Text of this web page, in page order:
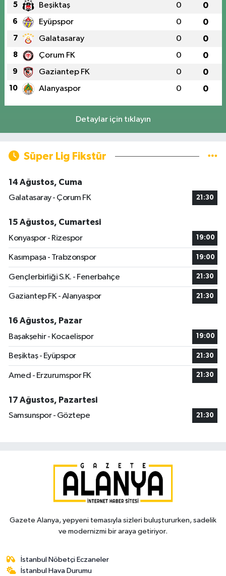
5 Beşiktaş 0 0
6 Eyüpspor 0 0
7 Galatasaray 0 0
8 Çorum FK 0 0
9 Gaziantep FK 0 0
10 Alanyaspor 0 0
Detaylar için tıklayın
Süper Lig Fikstür
14 Ağustos, Cuma
Galatasaray - Çorum FK
21:30
15 Ağustos, Cumartesi
Konyaspor - Rizespor
19:00
Kasımpaşa - Trabzonspor 19:00
Gençlerbirliği S.K. - Fenerbahçe 21:30
Gaziantep FK - Alanyaspor 21:30
16 Ağustos, Pazar
Başakşehir - Kocaelispor
19:00
Beşiktaş - Eyüpspor 21:30
Amed - Erzurumspor FK 21:30
17 Ağustos, Pazartesi
Samsunspor - Göztepe
21:30
Gazete Alanya, yepyeni temasıyla sizleri buluştururken, sadelik
ve modernizmi bir araya getiriyor.
İstanbul Nöbetçi Eczaneler
İstanbul Hava Durumu